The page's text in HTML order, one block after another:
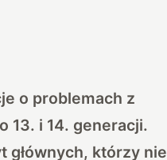
o problemach z
13. i 14. generacji.
głównych, którzy nie